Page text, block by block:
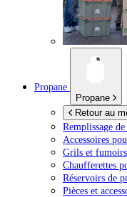
Propane
Propane
Retour au
Remplissage
Accessoires
Grils et fumoirs
Chaufferettes
Réservoirs de
Pièces et